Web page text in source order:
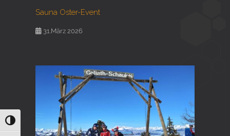
Umschalten auf hohe Kontraste
Sauna Oster-Event
31.März 2026